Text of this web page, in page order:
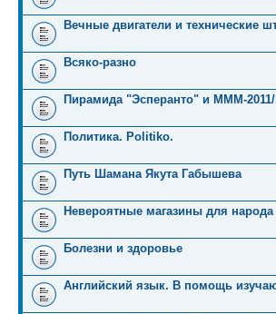
Вечные двигатели и технические
Всяко-разно
Пирамида "Эсперанто" и MMM-
Политика. Politiko.
Путь Шамана Якута Габышева
Невероятные магазины для народа
Болезни и здоровье
Английский язык. В помощь